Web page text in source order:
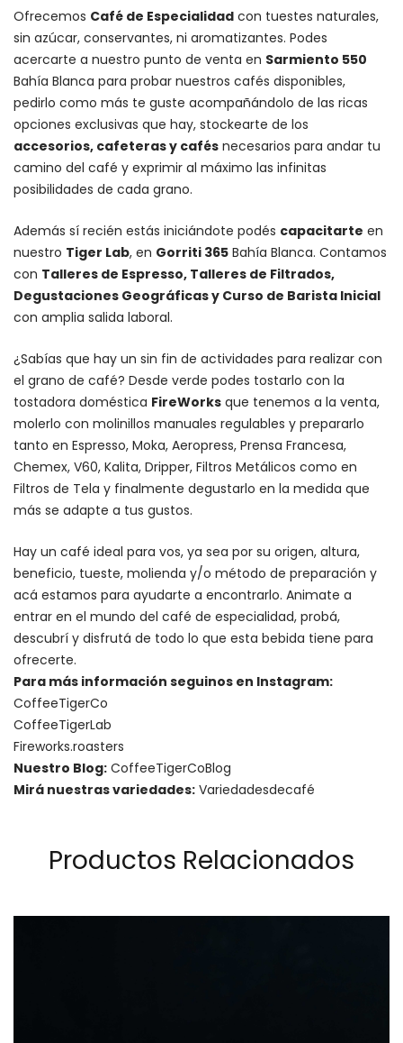
Ofrecemos Café de Especialidad con tuestes naturales,
sin azúcar, conservantes, ni aromatizantes. Podes
acercarte a nuestro punto de venta en Sarmiento 550
Bahía Blanca para probar nuestros cafés disponibles,
pedirlo como más te guste acompañándolo de las ricas
opciones exclusivas que hay, stockearte de los
accesorios, cafeteras y cafés necesarios para andar tu
camino del café y exprimir al máximo las infinitas
posibilidades de cada grano.
Además sí recién estás iniciándote podés capacitarte en
nuestro Tiger Lab, en Gorriti 365 Bahía Blanca. Contamos
con Talleres de Espresso, Talleres de Filtrados,
Degustaciones Geográficas y Curso de Barista Inicial
con amplia salida laboral.
¿Sabías que hay un sin fin de actividades para realizar con
el grano de café? Desde verde podes tostarlo con la
tostadora doméstica FireWorks que tenemos a la venta,
molerlo con molinillos manuales regulables y prepararlo
tanto en Espresso, Moka, Aeropress, Prensa Francesa,
Chemex, V60, Kalita, Dripper, Filtros Metálicos como en
Filtros de Tela y finalmente degustarlo en la medida que
más se adapte a tus gustos.
Hay un café ideal para vos, ya sea por su origen, altura,
beneficio, tueste, molienda y/o método de preparación y
acá estamos para ayudarte a encontrarlo. Animate a
entrar en el mundo del café de especialidad, probá,
descubrí y disfrutá de todo lo que esta bebida tiene para
ofrecerte.
Para más información seguinos en Instagram:
CoffeeTigerCo
CoffeeTigerLab
Fireworks.roasters
Nuestro Blog: CoffeeTigerCoBlog
Mirá nuestras variedades: Variedadesdecafé
Productos Relacionados